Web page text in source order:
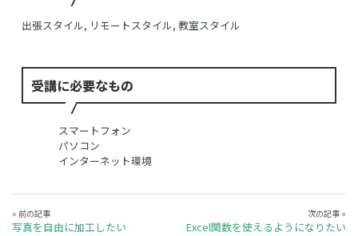
出張スタイル, リモートスタイル, 教室スタイル
受講に必要なもの
スマートフォン
パソコン
インターネット環境
« 前の記事
写真を自由に加工したい
次の記事 »
Excel関数を使えるようになりたい